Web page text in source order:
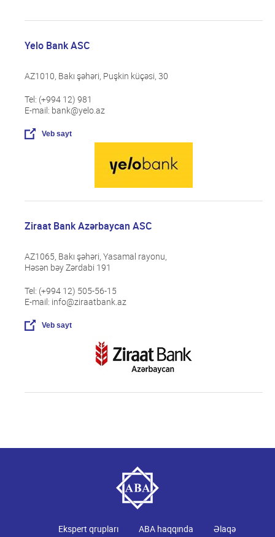
Yelo Bank ASC
AZ1010, Bakı şəhəri, Puşkin küçəsi, 30
Tel: (+994 12) 981
E-mail: bank@yelo.az
Veb sayt
Ziraat Bank Azərbaycan ASC
AZ1065, Bakı şəhəri, Yasamal rayonu,
Həsən bəy Zərdabi 191
Tel: (+994 12) 505-56-15
E-mail: info@ziraatbank.az
Veb sayt
Ekspert qrupları ABA haqqında Əlaqə